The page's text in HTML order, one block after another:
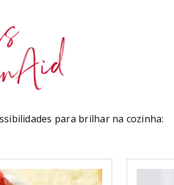
para brilhar na cozinha: